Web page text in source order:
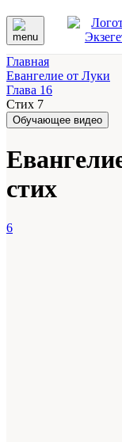
Главная
Евангелие от Луки
Глава 16
Стих 7
Обучающее видео
стих
6